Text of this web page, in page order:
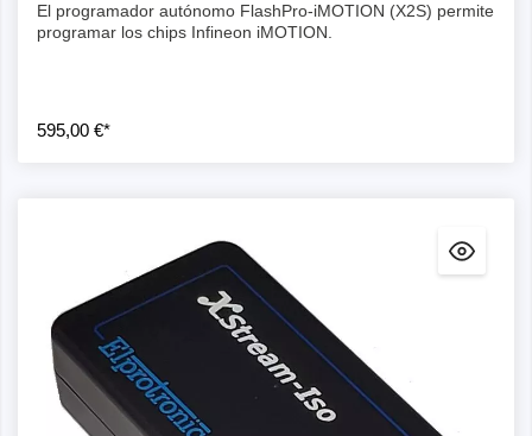
El programador autónomo FlashPro-iMOTION (X2S) permite
programar los chips Infineon iMOTION.
595,00 €*